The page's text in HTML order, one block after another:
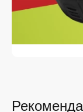
Мы постоянно
наличие,
касающейся
получают
время.